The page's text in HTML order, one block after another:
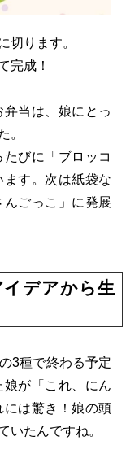
切ります。
完成！
当は、娘にとっ
。
びに「ブロッコ
す。次は紙袋な
ごっこ」に発展
デアから生
3種で終わる予定
が「これ、にん
には驚き！娘の頭
いたんですね。